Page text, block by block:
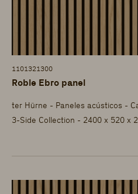
1101321300
Roble Ebro panel
ter Hürne - Paneles acústicos -
3-Side Collection - 2400 x 520 x